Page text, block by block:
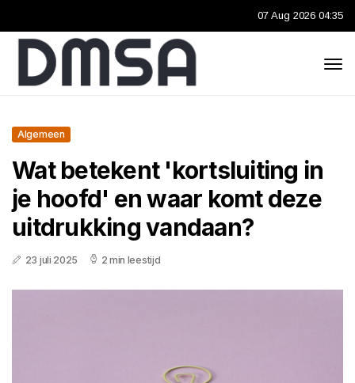
07 Aug 2026 04:35
Algemeen
Wat betekent 'kortsluiting in
je hoofd' en waar komt deze
uitdrukking vandaan?
23 juli 2025 2 min leestijd